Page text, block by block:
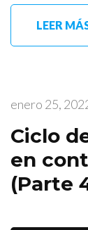
LEER
enero 25,
Ciclo
en
(Parte